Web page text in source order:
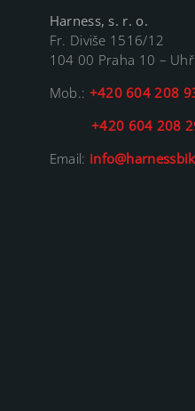
Harness, s. r. o.
Fr. Diviše 1516/12
104 00 Praha 10 –
Mob.: +420 604 208
+420 604 208
Email: